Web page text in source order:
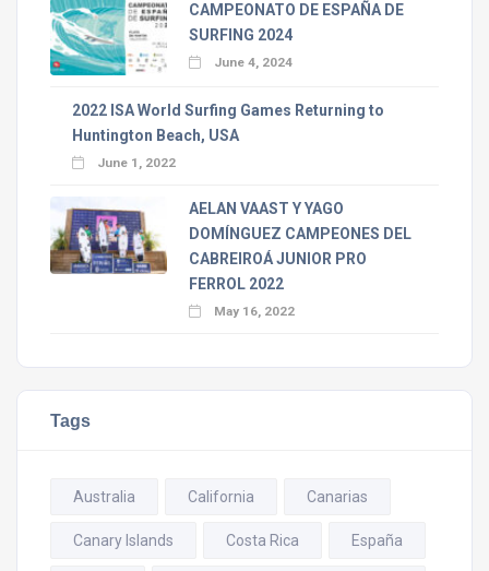
CAMPEONATO DE ESPAÑA DE
SURFING 2024
June 4, 2024
2022 ISA World Surfing Games Returning to
Huntington Beach, USA
June 1, 2022
AELAN VAAST Y YAGO
DOMÍNGUEZ CAMPEONES DEL
CABREIROÁ JUNIOR PRO
FERROL 2022
May 16, 2022
Tags
Australia California Canarias
Canary Islands Costa Rica España